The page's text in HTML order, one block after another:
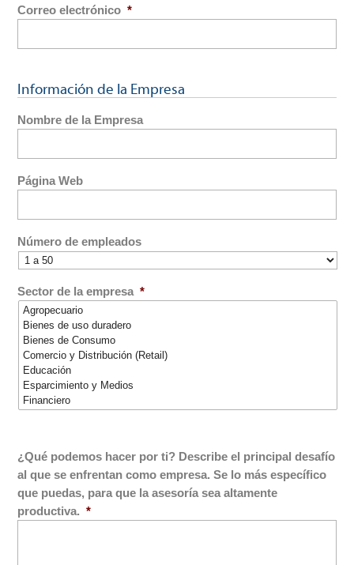
Correo electrónico *
Información de la Empresa
Nombre de la Empresa
Página Web
Número de empleados
Sector de la empresa *
¿Qué podemos hacer por ti? Describe el principal desafío
al que se enfrentan como empresa. Se lo más específico
que puedas, para que la asesoría sea altamente
productiva. *